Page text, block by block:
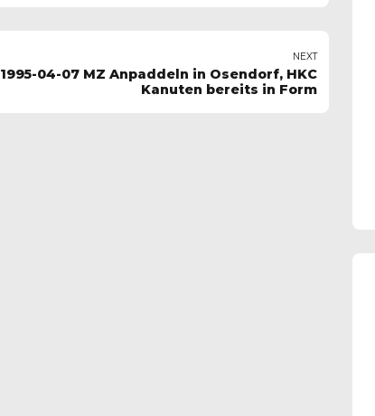
NEXT
1995-04-07 MZ Anpaddeln in Osendorf, HKC
Kanuten bereits in Form